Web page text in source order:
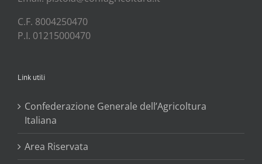
C.F. 8004250470
P.I. 01215000470
Link utili
Confederazione Generale dell’Agricoltura
Italiana
Area Riservata